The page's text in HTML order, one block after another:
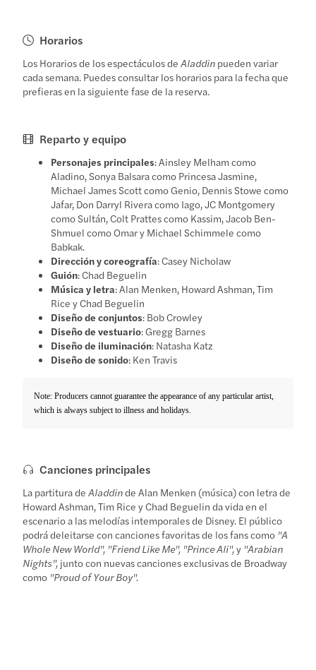
Horarios
Los Horarios de los espectáculos deAladdin pueden variar
cada semana. Puedes consultar los horarios para la fecha que
prefieras en la siguiente fase de la reserva.
Reparto y equipo
Personajes principales: Ainsley Melham como
Aladino, Sonya Balsara como Princesa Jasmine,
Michael James Scott como Genio, Dennis Stowe como
Jafar, Don Darryl Rivera como Iago, JC Montgomery
como Sultán, Colt Prattes como Kassim, Jacob Ben-
Shmuel como Omar y Michael Schimmele como
Babkak.
Dirección y coreografía: Casey Nicholaw
Guión: Chad Beguelin
Música y letra: Alan Menken, Howard Ashman, Tim
Rice y Chad Beguelin
Diseño de conjuntos: Bob Crowley
Diseño de vestuario: Gregg Barnes
Diseño de iluminación: Natasha Katz
Diseño de sonido: Ken Travis
Note: Producers cannot guarantee the appearance of any particular artist,
which is always subject to illness and holidays.
Canciones principales
La partitura deAladdinde Alan Menken (música) con letra de
Howard Ashman, Tim Rice y Chad Beguelin da vida en el
escenario a las melodías intemporales de Disney. El público
podrá deleitarse con canciones favoritas de los fans como "A
Whole New World", "Friend Like Me", "Prince Ali",y "Arabian
Nights", junto con nuevas canciones exclusivas de Broadway
como "Proud of Your Boy".